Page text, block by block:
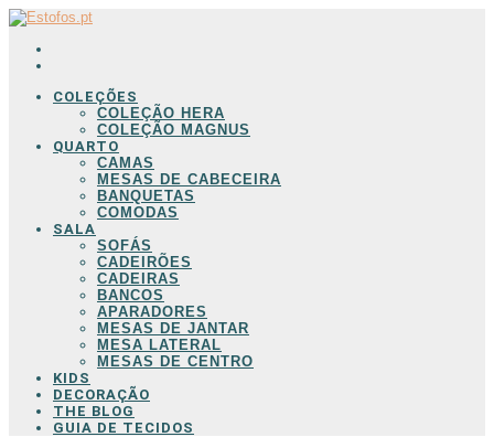
COLEÇÕES
COLEÇÃO HERA
COLEÇÃO MAGNUS
QUARTO
CAMAS
MESAS DE CABECEIRA
BANQUETAS
COMODAS
SALA
SOFÁS
CADEIRÕES
CADEIRAS
BANCOS
APARADORES
MESAS DE JANTAR
MESA LATERAL
MESAS DE CENTRO
KIDS
DECORAÇÃO
THE BLOG
GUIA DE TECIDOS